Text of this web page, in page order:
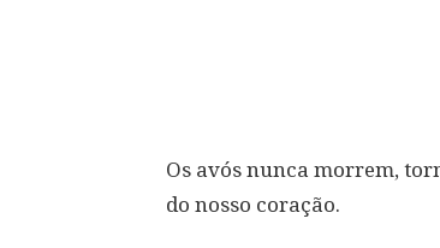
Os avós nunca morrem,
do nosso coração.